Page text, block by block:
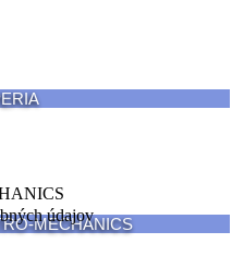
MECHANICS
údajov